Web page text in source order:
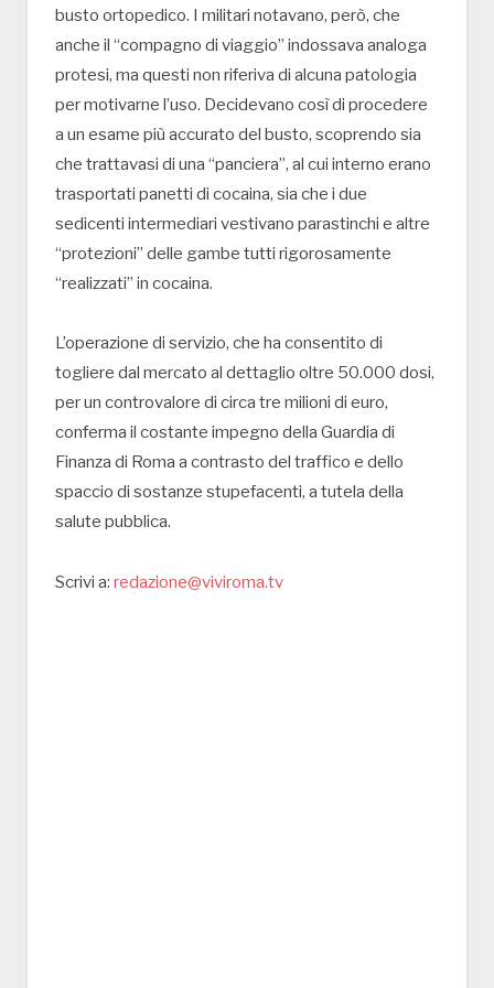
busto ortopedico. I militari notavano, però, che
anche il “compagno di viaggio” indossava analoga
protesi, ma questi non riferiva di alcuna patologia
per motivarne l’uso. Decidevano così di procedere
a un esame più accurato del busto, scoprendo sia
che trattavasi di una “panciera”, al cui interno erano
trasportati panetti di cocaina, sia che i due
sedicenti intermediari vestivano parastinchi e altre
“protezioni” delle gambe tutti rigorosamente
“realizzati” in cocaina.
L’operazione di servizio, che ha consentito di
togliere dal mercato al dettaglio oltre 50.000 dosi,
per un controvalore di circa tre milioni di euro,
conferma il costante impegno della Guardia di
Finanza di Roma a contrasto del traffico e dello
spaccio di sostanze stupefacenti, a tutela della
salute pubblica.
Scrivi a: redazione@viviroma.tv